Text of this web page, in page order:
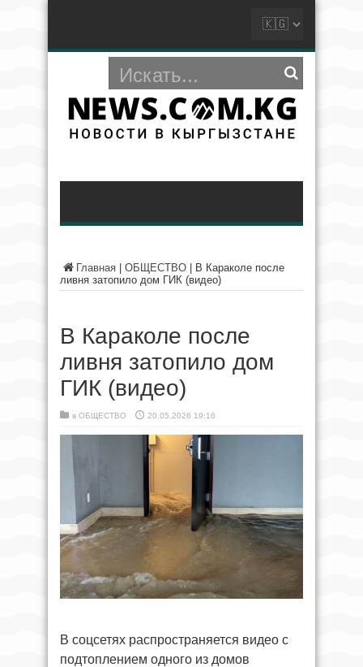
Главная ОБЩЕСТВО
В Караколе после
ливня затопило дом ГИК (видео)
В Караколе после
ливня затопило дом
ГИК (видео)
в ОБЩЕСТВО 20.05.2026 19:16
В соцсетях распространяется видео с
подтоплением одного из домов